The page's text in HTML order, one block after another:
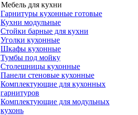
Мебель для кухни
Гарнитуры кухонные готовые
Кухни модульные
Стойки барные для кухни
Уголки кухонные
Шкафы кухонные
Тумбы под мойку
Столешницы кухонные
Панели стеновые кухонные
Комплектующие для кухонных
гарнитуров
Комплектующие для модульных
кухонь